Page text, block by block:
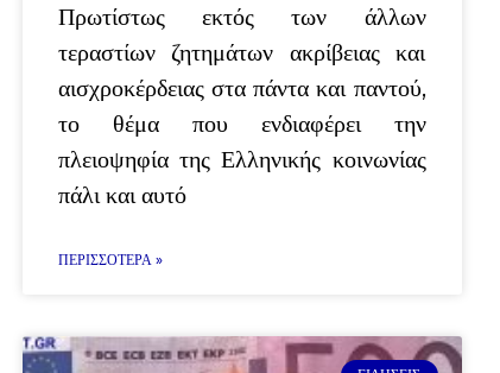
Πρωτίστως εκτός των άλλων
τεραστίων ζητημάτων ακρίβειας και
αισχροκέρδειας στα πάντα και παντού,
το θέμα που ενδιαφέρει την
πλειοψηφία της Ελληνικής κοινωνίας
πάλι και αυτό
ΠΕΡΙΣΣΌΤΕΡΑ »